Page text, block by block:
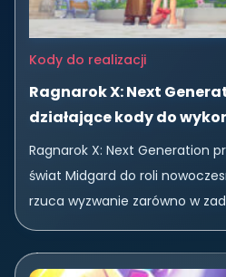
Kody do realizacji
Ragnarok X: Next
działające kody do
2026 r.
Ragnarok X: Next Generation
świat Midgard do roli
rzuca wyzwanie zarówno w
przerażających lochach.
ciesz...